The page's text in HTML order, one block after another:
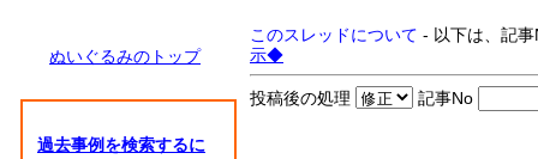
ぬいぐるみのトップ
過去事例を検索するに
このスレッドについて - 以下は、記
示◆
投稿後の処理 記事No